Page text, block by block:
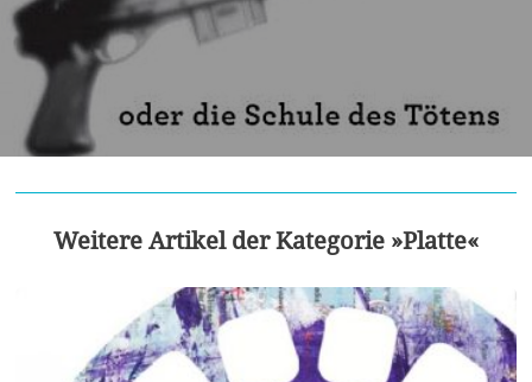
Weitere Artikel der Kategorie »Platte«